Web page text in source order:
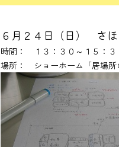
６月２４日（日） さ
時間： １３：３０～１５：３
場所： ショーホーム「居場所